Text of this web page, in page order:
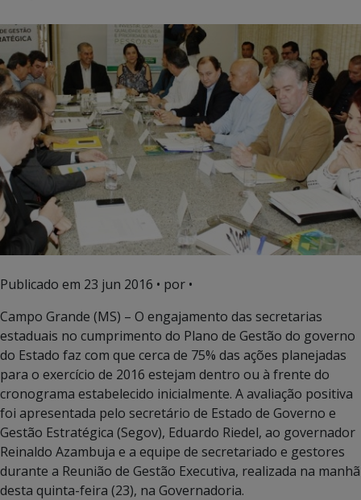
Publicado em 23 jun 2016 • por •
Campo Grande (MS) – O engajamento das secretarias
estaduais no cumprimento do Plano de Gestão do governo
do Estado faz com que cerca de 75% das ações planejadas
para o exercício de 2016 estejam dentro ou à frente do
cronograma estabelecido inicialmente. A avaliação positiva
foi apresentada pelo secretário de Estado de Governo e
Gestão Estratégica (Segov), Eduardo Riedel, ao governador
Reinaldo Azambuja e a equipe de secretariado e gestores
durante a Reunião de Gestão Executiva, realizada na manhã
desta quinta-feira (23), na Governadoria.